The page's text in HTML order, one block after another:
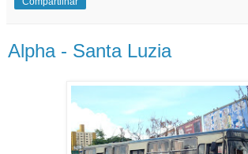
Alpha - Santa Luzia